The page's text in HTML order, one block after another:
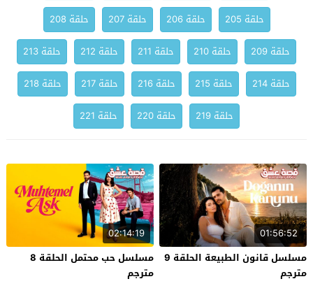
حلقة 205
حلقة 206 حلقة 207
حلقة 208
حلقة 209
حلقة 210 حلقة 211 حلقة 212
حلقة 213
حلقة 214
حلقة 215 حلقة 216 حلقة 217
حلقة 218
حلقة 219
حلقة 220 حلقة 221
01:56:52
مسلسل قانون الطبيعة الحلقة 9
مترجم
02:14:19
مسلسل حب محتمل الحلقة 8
مترجم